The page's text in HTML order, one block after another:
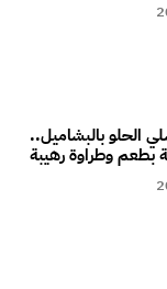
الحلو بالبشاميل..
بطعم وطراوة رهيبة